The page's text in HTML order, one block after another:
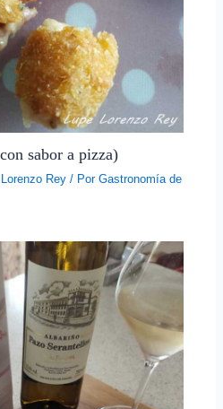
sabor a pizza)
Lorenzo Rey / PorGastronomía de